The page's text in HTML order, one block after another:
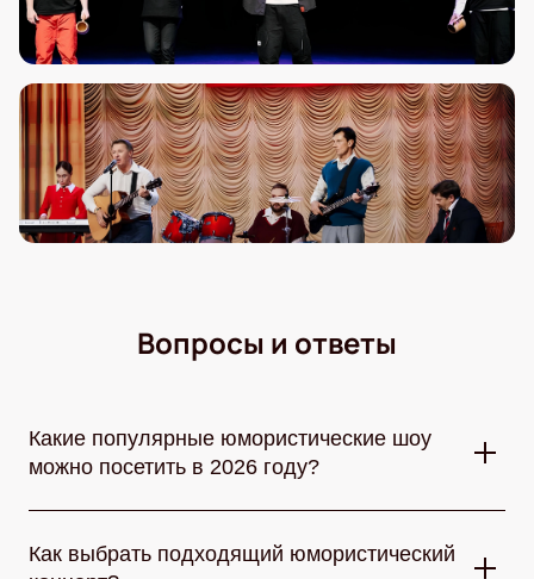
Вопросы и ответы
Какие популярные юмористические шоу
можно посетить в 2026 году?
юмористических шоу. Стендап-сцены собирают лучших
Как выбрать подходящий юмористический